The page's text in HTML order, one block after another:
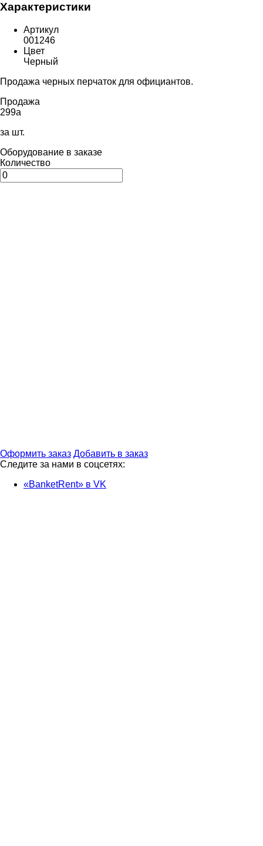
Характеристики
Артикул
001246
Цвет
Черный
Продажа черных перчаток для официантов.
Продажа
299a
за шт.
Оборудование в заказе
Количество
Оформить заказ Добавить в заказ
Следите за нами в соцсетях:
«BanketRent» в VK